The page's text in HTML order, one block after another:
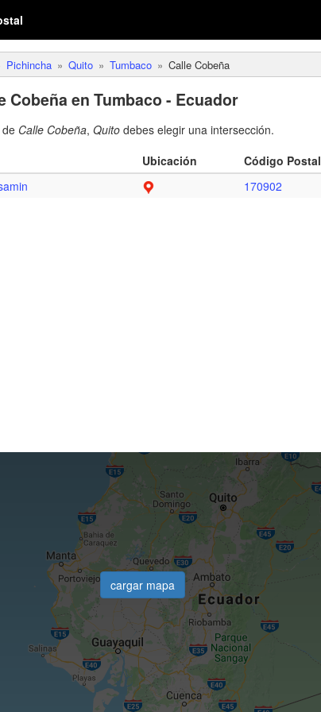
Pichincha Quito Tumbaco Calle Cobeña
Cobeña en Tumbaco - Ecuador
Calle Cobeña, Quito debes elegir una intersección.
Ubicación Código Postal
170902
cargar mapa